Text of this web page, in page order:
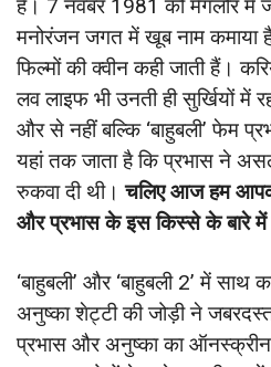
हैं। 7 नवंबर 1981 को मैंगलोर में
मनोरंजन जगत में खूब नाम
फिल्मों की क्वीन कही जाती हैं।
लव लाइफ भी उनती ही सुर्खियों में
और से नहीं बल्कि ‘बाहुबली’ फेम
यहां तक जाता है कि प्रभास ने
रुकवा दी थी।चलिए आज हम
और प्रभास के इस किस्से के बारे
‘बाहुबली’ और ‘बाहुबली 2’ में
अनुष्का शेट्टी की जोड़ी ने जबरदस्त
प्रभास और अनुष्का का